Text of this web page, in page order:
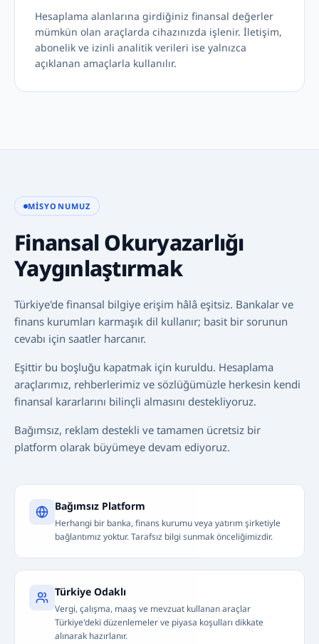
Hesaplama alanlarına girdiğiniz finansal değerler
mümkün olan araçlarda cihazınızda işlenir. İletişim,
abonelik ve izinli analitik verileri ise yalnızca
açıklanan amaçlarla kullanılır.
MISYONUMUZ
Finansal Okuryazarlığı
Yaygınlaştırmak
Türkiye'de finansal bilgiye erişim hâlâ eşitsiz. Bankalar ve
finans kurumları karmaşık dil kullanır; basit bir sorunun
cevabı için saatler harcanır.
Eşittir bu boşluğu kapatmak için kuruldu. Hesaplama
araçlarımız, rehberlerimiz ve sözlüğümüzle herkesin kendi
finansal kararlarını bilinçli almasını destekliyoruz.
Bağımsız, reklam destekli ve tamamen ücretsiz bir
platform olarak büyümeye devam ediyoruz.
Bağımsız Platform
Herhangi bir banka, finans kurumu veya yatırım şirketiyle
bağlantımız yoktur. Tarafsız bilgi sunmak önceliğimizdir.
Türkiye Odaklı
Vergi, çalışma, maaş ve mevzuat kullanan araçlar
Türkiye'deki düzenlemeler ve piyasa koşulları dikkate
alınarak hazırlanır.